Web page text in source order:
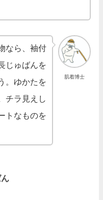
肌着博士
なら、袖付
じゅばんを
。ゆかたを
チラ見えし
トなものを